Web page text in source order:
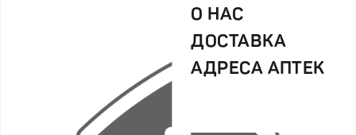
О НАС
ДОСТАВКА
АДРЕСА АПТЕК